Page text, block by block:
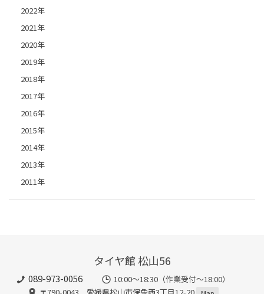
2022年
2021年
2020年
2019年
2018年
2017年
2016年
2015年
2014年
2013年
2011年
タイヤ館 松山56
089-973-0056
10:00～18:30（作業受付～18:00）